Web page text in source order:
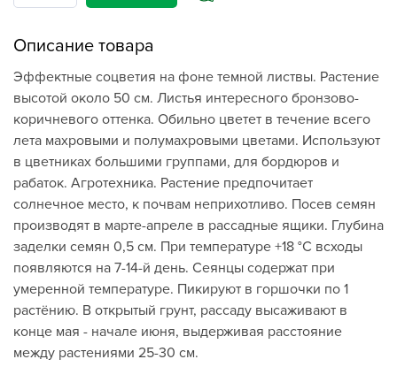
Описание товара
Эффектные соцветия на фоне темной листвы. Растение
высотой около 50 см. Листья интересного бронзово-
коричневого оттенка. Обильно цветет в течение всего
лета махровыми и полумахровыми цветами. Используют
в цветниках большими группами, для бордюров и
рабаток. Агротехника. Растение предпочитает
солнечное место, к почвам неприхотливо. Посев семян
производят в марте-апреле в рассадные ящики. Глубина
заделки семян 0,5 см. При температуре +18 °С всходы
появляются на 7-14-й день. Сеянцы содержат при
умеренной температуре. Пикируют в горшочки по 1
растёнию. В открытый грунт, рассаду высаживают в
конце мая - начале июня, выдерживая расстояние
между растениями 25-30 см.